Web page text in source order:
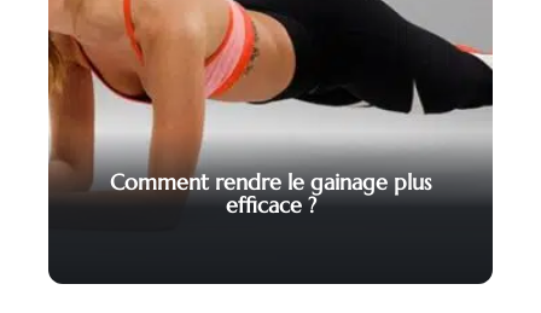
Comment rendre le gainage plus
efficace ?